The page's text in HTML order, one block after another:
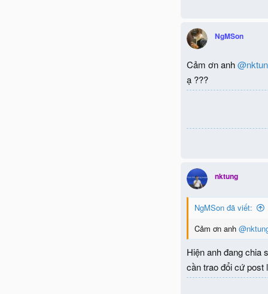
NgMSon
Cảm ơn anh
ạ ???
nktung
NgMSon đã viết:
Cảm ơn anh
Hiện anh đang chia
cần trao đổi cứ post